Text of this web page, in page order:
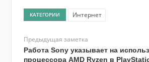
КАТЕГОРИИ Интернет
Предыдущая заметка
Работа Sony указывает на
процессора AMD Ryzen в